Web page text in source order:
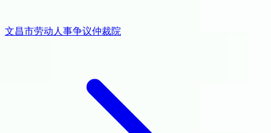
文昌市劳动人事争议仲裁院